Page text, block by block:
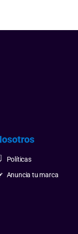
Políticas
Anuncia tu marca